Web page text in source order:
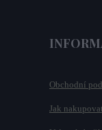
Obchodní
Jak nakupovat